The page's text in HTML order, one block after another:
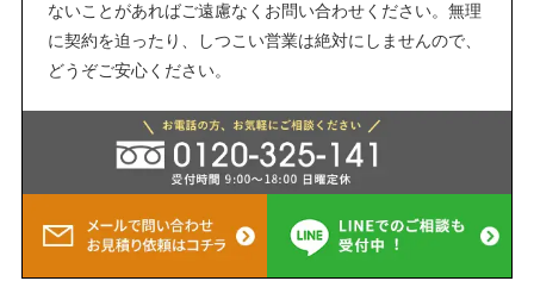
ないことがあればご遠慮なくお問い合わせください。無理
に契約を迫ったり、しつこい営業は絶対にしませんので、
どうぞご安心ください。